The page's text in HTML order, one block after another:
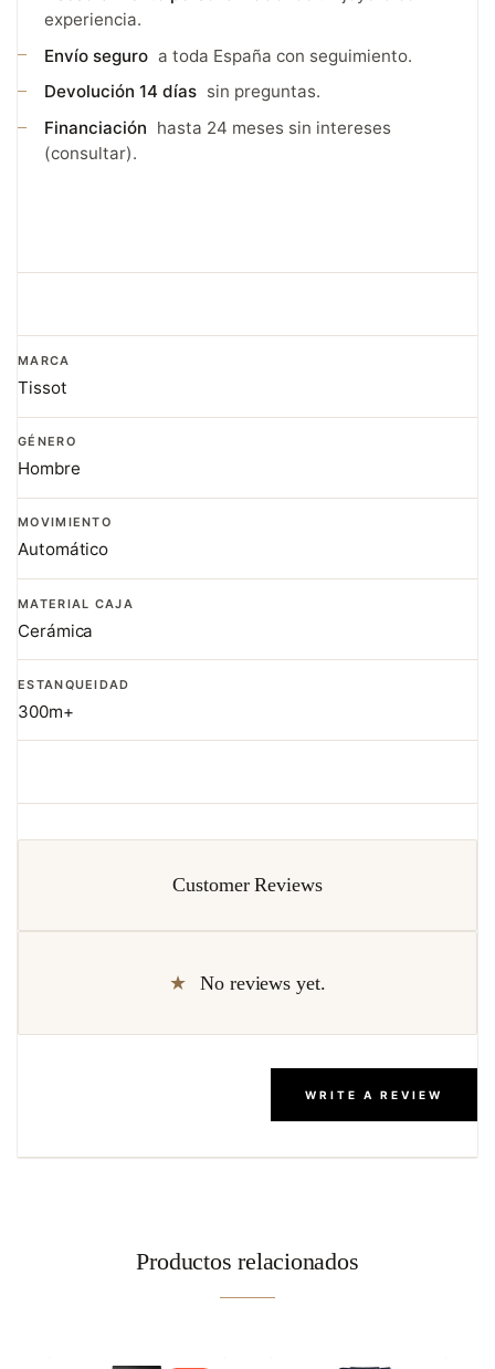
experiencia.
Envío seguro a toda España con seguimiento.
Devolución 14 días sin preguntas.
Financiación hasta 24 meses sin intereses
(consultar).
MARCA
Tissot
GÉNERO
Hombre
MOVIMIENTO
Automático
MATERIAL CAJA
Cerámica
ESTANQUEIDAD
300m+
Customer Reviews
No reviews yet.
WRITE A REVIEW
Productos relacionados